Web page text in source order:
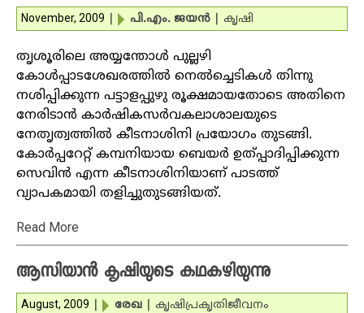
November, 2009 പി.എം. ജയന്‍ കൃഷി
തൃശൂരിലെ അയ്യന്തോള്‍ പുല്ലഴി
കോള്‍പ്പാടശേഖരത്തില്‍ നെല്‍ച്ചെടികള്‍ തിന്നു
നശിപ്പിക്കുന്ന പട്ടാളപ്പുഴു രൂക്ഷമായതോടെ അതിനെ
നേരിടാന്‍ കാര്‍ഷികസര്‍വകലാശാലയുടെ
നേതൃത്വത്തില്‍ കീടനാശിനി പ്രയോഗം തുടങ്ങി.
കോര്‍പ്പറേറ്റ് കമ്പനിയായ ബെയര്‍ ഉത്പ്പാദിപ്പിക്കുന്ന
സെവിന്‍ എന്ന കീടനാശിനിയാണ് പാടത്ത്
വ്യാപകമായി തളിച്ചുതുടങ്ങിയത്.
Read More
ആസിയാന്‍ കൃഷിയുടെ കഥകഴിയുന്നു
August, 2009 രേഖ കൃഷിപ്രകൃതിജീവനം